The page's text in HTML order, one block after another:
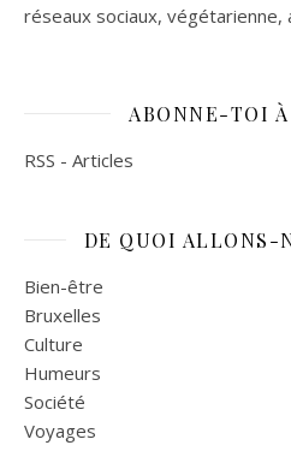
réseaux sociaux,
ABONNE-TOI
RSS - Articles
DE QUOI ALLONS-
Bien-être
Bruxelles
Culture
Humeurs
Société
Voyages